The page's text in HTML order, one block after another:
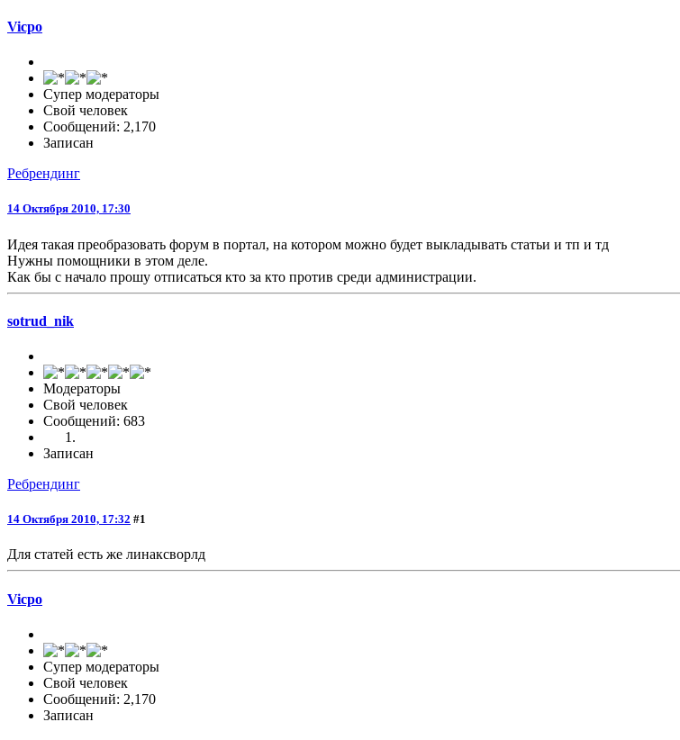
Vicpo
Супер модераторы
Свой человек
Сообщений: 2,170
Записан
Ребрендинг
14 Октября 2010, 17:30
Идея такая преобразовать форум в портал, на котором можно будет выкладывать статьи и тп и тд
Нужны помощники в этом деле.
Как бы с начало прошу отписаться кто за кто против среди администрации.
sotrud_nik
Модераторы
Свой человек
Сообщений: 683
Записан
Ребрендинг
14 Октября 2010, 17:32 #1
Для статей есть же линаксворлд
Vicpo
Супер модераторы
Свой человек
Сообщений: 2,170
Записан